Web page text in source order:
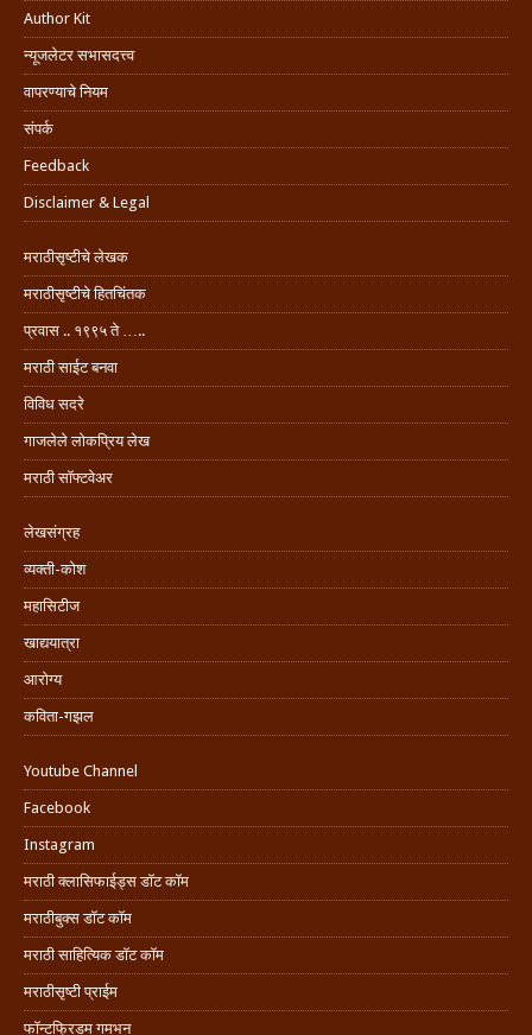
Author Kit
न्यूजलेटर सभासदत्त्व
वापरण्याचे नियम
संपर्क
Feedback
Disclaimer & Legal
मराठीसृष्टीचे लेखक
मराठीसृष्टीचे हितचिंतक
प्रवास .. १९९५ ते …..
मराठी साईट बनवा
विविध सदरे
गाजलेले लोकप्रिय लेख
मराठी सॉफ्टवेअर
लेखसंग्रह
व्यक्ती-कोश
महासिटीज
खाद्ययात्रा
आरोग्य
कविता-गझल
Youtube Channel
Facebook
Instagram
मराठी क्लासिफाईड्स डॉट कॉम
मराठीबुक्स डॉट कॉम
मराठी साहित्यिक डॉट कॉम
मराठीसृष्टी प्राईम
फॉन्टफ्रिडम गमभन